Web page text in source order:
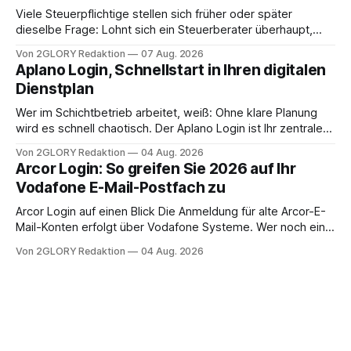
Viele Steuerpflichtige stellen sich früher oder später
dieselbe Frage: Lohnt sich ein Steuerberater überhaupt,
erledigen? Die kurze Antwort: Bei einfachen
Einkommensverhältnissen reicht häufig eine Steuersoftware
aus – sobald jedoch mehrere Einkunftsarten
zusammentreffen oder größere finanzielle Veränderungen
anstehen, zahlt sich professionelle Unterstützung meist
Von 2GLORY Redaktion 07 Aug. 2026
Aplano Login, Schnellstart in Ihren digitalen
Dienstplan
Wer im Schichtbetrieb arbeitet, weiß: Ohne klare Planung
wird es schnell chaotisch. Der Aplano Login ist Ihr zentraler
abwesenheiten und die gesamte kommunikation rund um
Ihr personal digital zu organisieren. In diesem Leitfaden
erfahren Sie alles, was Sie für einen reibungslosen Einstieg
brauchen, von der Registrierung
Von 2GLORY Redaktion 04 Aug. 2026
Arcor Login: So greifen Sie 2026 auf Ihr
Vodafone E-Mail-Postfach zu
Arcor Login auf einen Blick Die Anmeldung für alte Arcor-E-
Mail-Konten erfolgt über Vodafone Systeme. Wer noch eine
besitzt, loggt sich heute über das Vodafone E-Mail & Cloud
Von 2GLORY Redaktion 04 Aug. 2026